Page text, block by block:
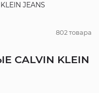
JEANS
802 товара
KLEIN